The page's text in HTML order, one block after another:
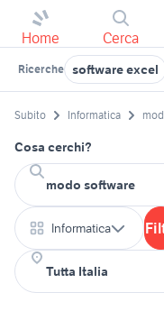
Home Cerca
Ricerche software excel
Subito Informatica
Cosa cerchi?
Informatica